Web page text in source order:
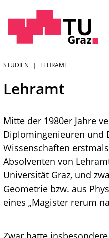
Sie
sind:
STUDIEN LEHRAMT
Lehramt
Mitte der 1980er Jahre
Diplomingenieuren und
Wissenschaften
Absolventen von
Universität Graz, und
Geometrie bzw. aus
eines „Magister rerum